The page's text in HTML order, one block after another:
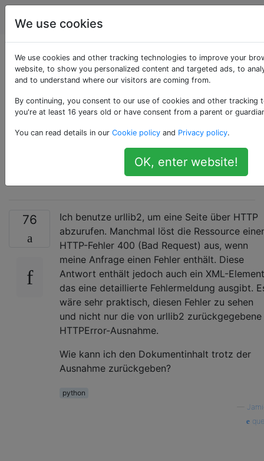
Programmierung
Python urllib2:
Inhaltstext auch
während einer
HTTPError-
Ausnahme lesen?
76
Ich benutze urllib2, um eine Seite über HTTP
abzurufen. Manchmal löst die Ressource
HTTP-Fehler 400 (Bad Request) aus, wenn
meine Anfrage einen Fehler enthält. Diese
Antwort enthält jedoch auch ein XML-
das eine detaillierte Fehlermeldung ausgibt.
wäre sehr praktisch, diesen Fehler zu sehen
und nicht nur die von urllib2 zurückgegebene
HTTPError-Ausnahme.
Wie kann ich den Dokumentinhalt trotz der
Ausnahme zurückgeben?
python
We use cookies
We use cookies and other tracking technologies to improve your
website, to show you personalized content and targeted ads, to
and to understand where our visitors are coming from.
By continuing, you consent to our use of cookies and other tracking
you're at least 16 years old or have consent from a parent or
You can read details in our Cookie policy and Privacy policy.
OK, enter website!